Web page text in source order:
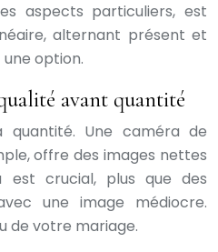
aspects particuliers, est
alternant présent et
option.
avant quantité
quantité. Une caméra de
offre des images nettes
est crucial, plus que des
une image médiocre.
de votre mariage.